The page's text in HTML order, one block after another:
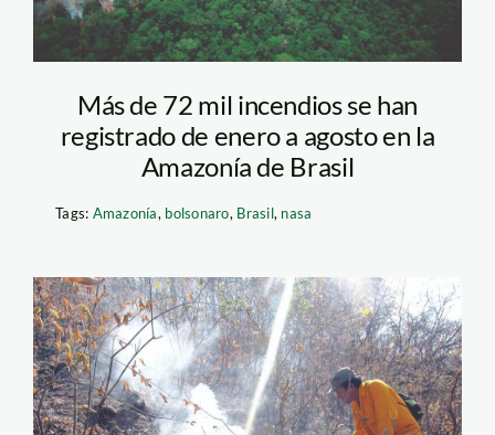
Más de 72 mil incendios se han
registrado de enero a agosto en la
Amazonía de Brasil
Tags: Amazonía, bolsonaro, Brasil, nasa
bombero-forestal—
sernanp